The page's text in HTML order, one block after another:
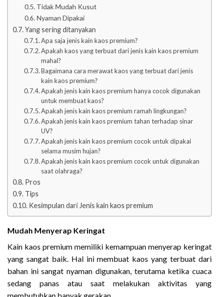
Tidak Mudah Kusut
Nyaman Dipakai
Yang sering ditanyakan
Apa saja jenis kain kaos premium?
Apakah kaos yang terbuat dari jenis kain kaos premium
mahal?
Bagaimana cara merawat kaos yang terbuat dari jenis
kain kaos premium?
Apakah jenis kain kaos premium hanya cocok digunakan
untuk membuat kaos?
Apakah jenis kain kaos premium ramah lingkungan?
Apakah jenis kain kaos premium tahan terhadap sinar
UV?
Apakah jenis kain kaos premium cocok untuk dipakai
selama musim hujan?
Apakah jenis kain kaos premium cocok untuk digunakan
saat olahraga?
Pros
Tips
Kesimpulan dari Jenis kain kaos premium
Mudah Menyerap Keringat
Kain kaos premium memiliki kemampuan menyerap keringat
yang sangat baik. Hal ini membuat kaos yang terbuat dari
bahan ini sangat nyaman digunakan, terutama ketika cuaca
sedang panas atau saat melakukan aktivitas yang